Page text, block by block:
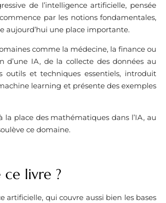
de l’intelligence artificielle, pensée
par les notions fondamentales,
aujourd’hui une place importante.
comme la médecine, la finance ou
d’une IA, de la collecte des données au
outils et techniques essentiels, introduit
learning et présente des exemples
la place des mathématiques dans l’IA, au
ce domaine.
ce livre ?
artificielle, qui couvre aussi bien les bases